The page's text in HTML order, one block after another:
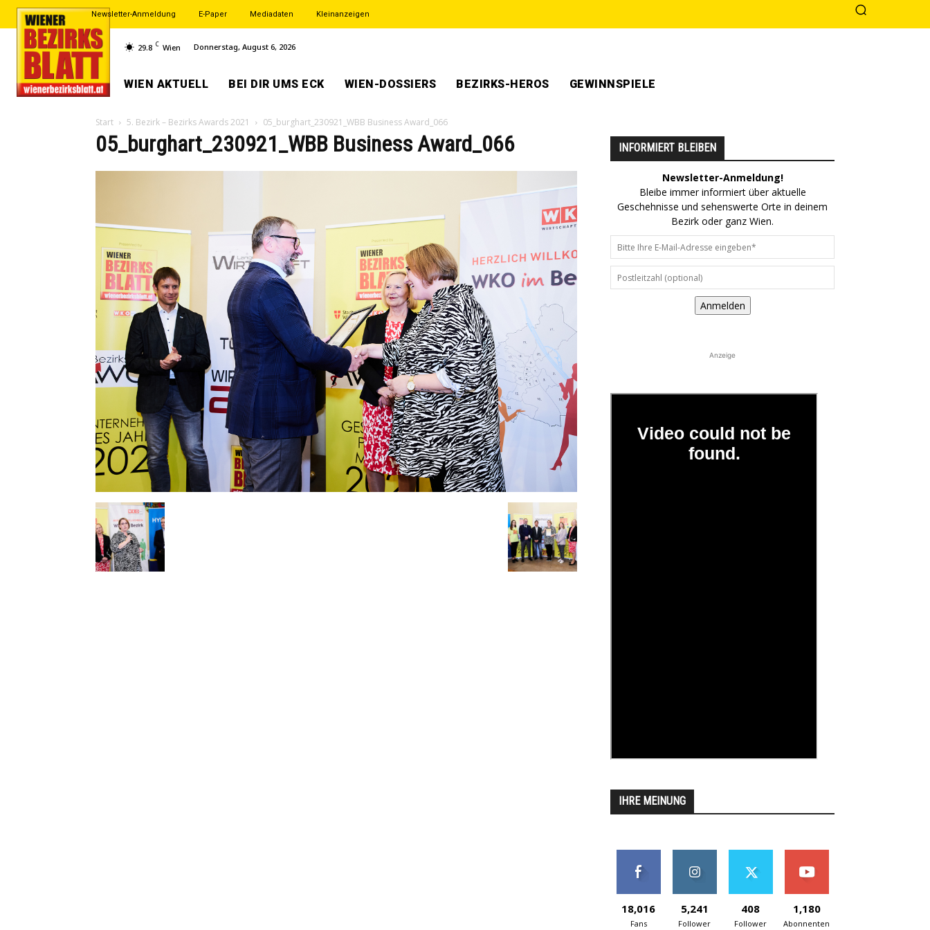
Newsletter-Anmeldung E-Paper Mediadaten Kleinanzeigen
29.8 C Wien Donnerstag, August 6, 2026
WIEN AKTUELL BEI DIR UMS ECK WIEN-DOSSIERS BEZIRKS-HEROS GEWINNSPIELE
Start 5. Bezirk – Bezirks Awards 2021 05_burghart_230921_WBB Business Award_066
05_burghart_230921_WBB Business Award_066 INFORMIERT BLEIBEN
Newsletter-Anmeldung!
Bleibe immer informiert über aktuelle
Geschehnisse und sehenswerte Orte in deinem
Bezirk oder ganz Wien.
Anmelden
Anzeige
IHRE MEINUNG
18,016
Fans
5,241
Follower
408
Follower
1,180
Abonnenten